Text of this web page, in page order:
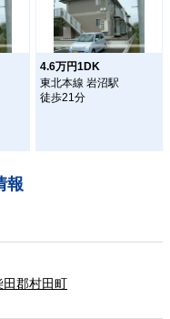
4.6万円1DK
東北本線 岩沼駅
徒歩21分
報
田郡村田町